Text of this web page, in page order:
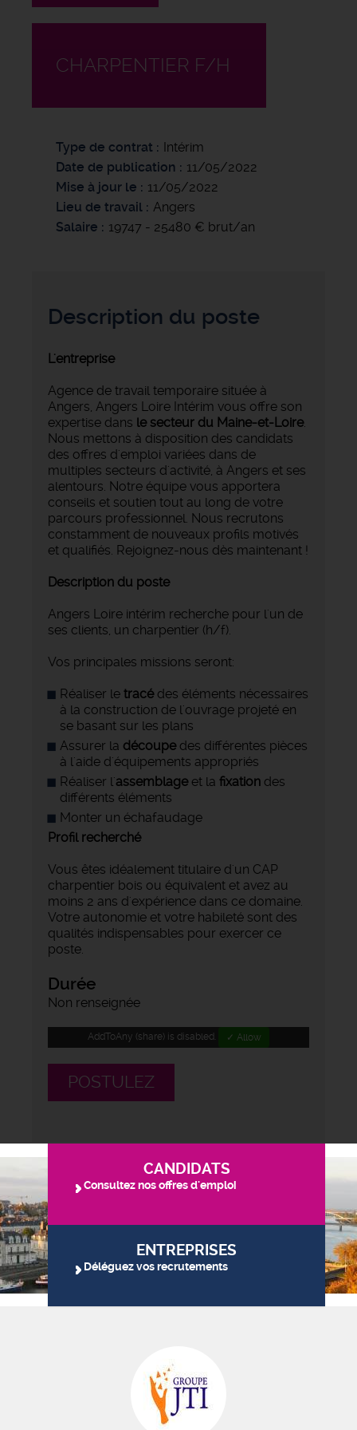
CHARPENTIER F/H
Type de contrat
Intérim
Date de publication
11/05/2022
Mise à jour le
11/05/2022
Lieu de travail
Angers
Salaire
19747 - 25480 € brut/an
Description du poste
L'entreprise
Agence de travail temporaire située à
Angers, Angers Loire Intérim vous offre son
expertise dans le secteur du Maine-et-Loire.
Nous mettons à disposition des candidats
des offres d'emploi variées dans de
multiples secteurs d'activité, à Angers et ses
alentours. Notre équipe vous apportera
conseils et soutien tout au long de votre
parcours professionnel. Nous recrutons
constamment de nouveaux profils motivés
et qualifiés. Rejoignez-nous dès maintenant !
Description du poste
Angers Loire intérim recherche pour l'un de
ses clients, un charpentier (h/f).
Vos principales missions seront:
Réaliser le tracédes éléments nécessaires
à la construction de l'ouvrage projeté en
se basant sur les plans
Assurer la découpedes différentes pièces
à l'aide d'équipements appropriés
Réaliser l'assemblageet la fixation des
différents éléments
Monter un échafaudage
Profil recherché
Vous êtes idéalement titulaire d'un CAP
charpentier bois ou équivalent et avez au
moins 2 ans d'expérience dans ce domaine.
Votre autonomie et votre habileté sont des
qualités indispensables pour exercer ce
poste.
Durée
Non renseignée
AddToAny (share) is disabled. ✓ Allow
POSTULEZ
CANDIDATS
Consultez nos offres d'emploi
ENTREPRISES
Déléguez vos recrutements